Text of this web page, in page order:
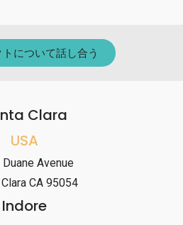
について話し合う
Clara
USA
Avenue
CA 95054
Indore